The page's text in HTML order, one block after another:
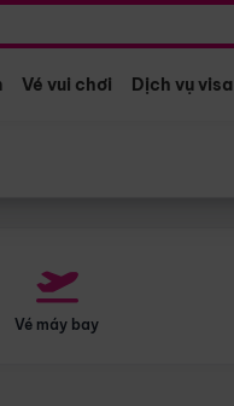
Vé vui chơi Dịch vụ visa
Vé máy bay